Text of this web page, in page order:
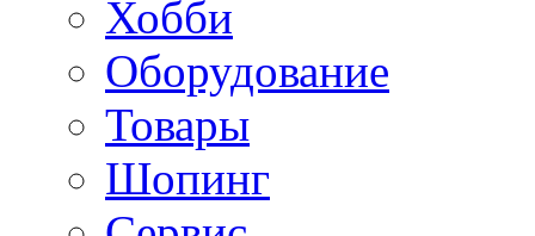
Хобби
Оборудование
Товары
Шопинг